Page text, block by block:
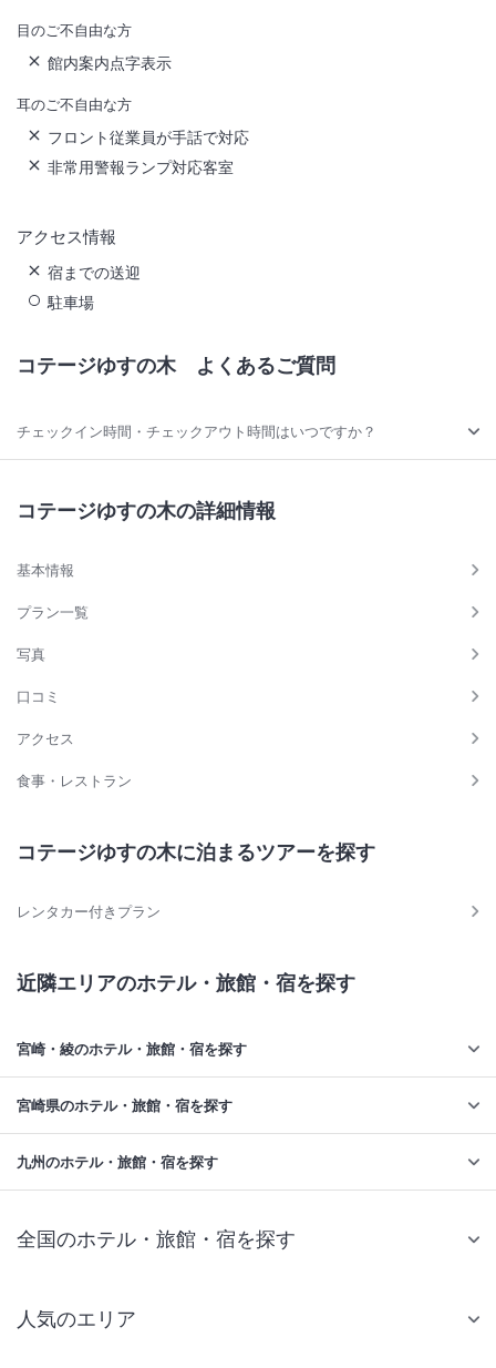
目のご不自由な方
館内案内点字表示
耳のご不自由な方
フロント従業員が手話で対応
非常用警報ランプ対応客室
アクセス情報
宿までの送迎
駐車場
コテージゆすの木よくあるご質問
チェックイン時間・チェックアウト時間はいつですか？
コテージゆすの木の詳細情報
基本情報
プラン一覧
写真
口コミ
アクセス
食事・レストラン
コテージゆすの木に泊まるツアーを探す
レンタカー付きプラン
近隣エリアのホテル・旅館・宿を探す
宮崎・綾のホテル・旅館・宿を探す
宮崎県のホテル・旅館・宿を探す
九州のホテル・旅館・宿を探す
全国のホテル・旅館・宿を探す
人気のエリア